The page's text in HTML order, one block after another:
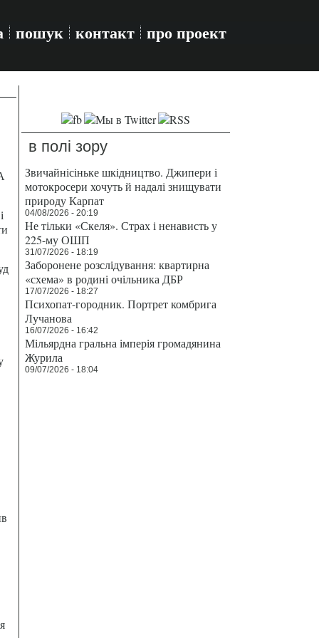
пошук контакт про проект
в полі зору
Звичайнісіньке шкідництво. Джипери і
мотокросери хочуть й надалі знищувати
природу Карпат
04/08/2026 - 20:19
Не тільки «Скеля». Страх і ненависть у
225-му ОШП
31/07/2026 - 18:19
Заборонене розслідування: квартирна
«схема» в родині очільника ДБР
17/07/2026 - 18:27
Психопат-городник. Портрет комбрига
Лучанова
16/07/2026 - 16:42
Мільярдна гральна імперія громадянина
Журила
09/07/2026 - 18:04